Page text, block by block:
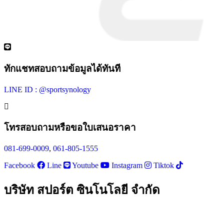
ทักแชทสอบถามข้อมูลได้ทันที
LINE ID : @sportsynology
โทรสอบถามหรือขอใบเสนอราคา
081-699-0009, 061-805-1555
Facebook
Line Youtube Instagram Tiktok
บริษัท สปอร์ต ซินโนโลยี จำกัด